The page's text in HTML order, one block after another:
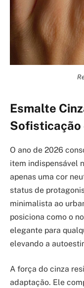
Esmalte
Sofisticação
O ano de 2026
item indispensável
apenas uma cor
status de
minimalista ao
posiciona como o
elegante para
elevando a
A força do cinza
adaptação. Ele